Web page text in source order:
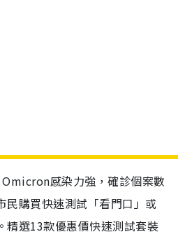
感染力強，確診個案數
民購買快速測試「看門口」或
精選13款優惠價快速測試套裝